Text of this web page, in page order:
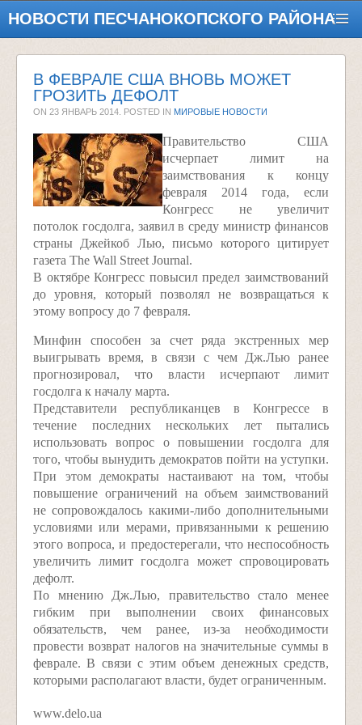
НОВОСТИ ПЕСЧАНОКОПСКОГО РАЙОНА
В ФЕВРАЛЕ США ВНОВЬ МОЖЕТ
ГРОЗИТЬ ДЕФОЛТ
ON 23 ЯНВАРЬ 2014 . POSTED IN МИРОВЫЕ НОВОСТИ
Правительство США
исчерпает лимит на
заимствования к концу
февраля 2014 года, если
Конгресс не увеличит
потолок госдолга, заявил в среду министр финансов
страны Джейкоб Лью, письмо которого цитирует
газета The Wall Street Journal.
В октябре Конгресс повысил предел заимствований
до уровня, который позволял не возвращаться к
этому вопросу до 7 февраля.
Минфин способен за счет ряда экстренных мер
выигрывать время, в связи с чем Дж.Лью ранее
прогнозировал, что власти исчерпают лимит
госдолга к началу марта.
Представители республиканцев в Конгрессе в
течение последних нескольких лет пытались
использовать вопрос о повышении госдолга для
того, чтобы вынудить демократов пойти на уступки.
При этом демократы настаивают на том, чтобы
повышение ограничений на объем заимствований
не сопровождалось какими-либо дополнительными
условиями или мерами, привязанными к решению
этого вопроса, и предостерегали, что неспособность
увеличить лимит госдолга может спровоцировать
дефолт.
По мнению Дж.Лью, правительство стало менее
гибким при выполнении своих финансовых
обязательств, чем ранее, из-за необходимости
провести возврат налогов на значительные суммы в
феврале. В связи с этим объем денежных средств,
которыми располагают власти, будет ограниченным.
www.delo.ua